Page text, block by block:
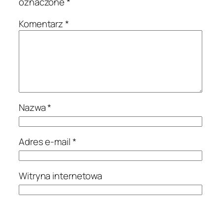
Komentarz*
Nazwa*
Adres e-mail*
Witryna internetowa